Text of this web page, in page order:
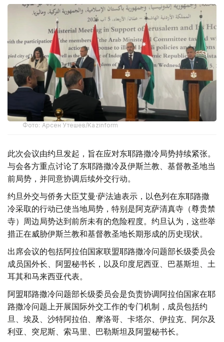
Фото: Арсен Утешев/Kazinform
此次会议由约旦发起，旨在应对东耶路撒冷局势持续紧张。
与会各方重点讨论了东耶路撒冷及伊斯兰教、基督教圣地当
前局势，并同意协调后续外交行动。
约旦外交与侨务大臣艾曼·萨法迪表示，以色列在东耶路撒
冷采取的行动已使当地局势，特别是阿克萨清真寺（尊贵禁
寺）周边局势达到前所未有的危险程度。约旦认为，这些举
措正在威胁伊斯兰教和基督教圣地长期形成的历史现状。
出席会议的包括阿拉伯国家联盟耶路撒冷问题部长级委员会
成员国外长、阿盟秘书长，以及印度尼西亚、巴基斯坦、土
耳其和马来西亚代表。
阿盟耶路撒冷问题部长级委员会是负责协调阿拉伯国家在耶
路撒冷问题上开展国际外交工作的专门机制，成员包括约
旦、埃及、沙特阿拉伯、摩洛哥、卡塔尔、伊拉克、阿尔及
利亚、突尼斯、索马里、巴勒斯坦及阿盟秘书长。